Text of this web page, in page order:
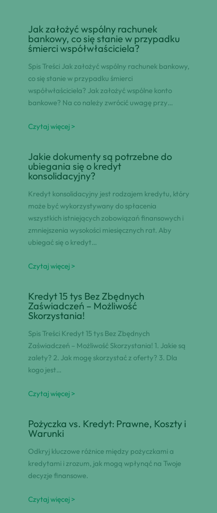
Jak założyć wspólny rachunek
bankowy, co się stanie w przypadku
śmierci współwłaściciela?
Spis Treści Jak założyć wspólny rachunek bankowy,
co się stanie w przypadku śmierci
współwłaściciela? Jak założyć wspólne konto
bankowe? Na co należy zwrócić uwagę przy…
Czytaj więcej >
Jakie dokumenty są potrzebne do
ubiegania się o kredyt
konsolidacyjny?
Kredyt konsolidacyjny jest rodzajem kredytu, który
może być wykorzystywany do spłacenia
wszystkich istniejących zobowiązań finansowych i
zmniejszenia wysokości miesięcznych rat. Aby
ubiegać się o kredyt…
Czytaj więcej >
Kredyt 15 tys Bez Zbędnych
Zaświadczeń – Możliwość
Skorzystania!
Spis Treści Kredyt 15 tys Bez Zbędnych
Zaświadczeń – Możliwość Skorzystania! 1. Jakie są
zalety? 2. Jak mogę skorzystać z oferty? 3. Dla
kogo jest…
Czytaj więcej >
Pożyczka vs. Kredyt: Prawne, Koszty i
Warunki
Odkryj kluczowe różnice między pożyczkami a
kredytami i zrozum, jak mogą wpłynąć na Twoje
decyzje finansowe.
Czytaj więcej >